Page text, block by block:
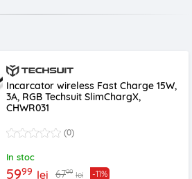
Incarcator wireless Fast Charge 15W,
3A, RGB Techsuit SlimChargX,
CHWR031
(0)
In stoc
5999 lei 6799 lei -11%